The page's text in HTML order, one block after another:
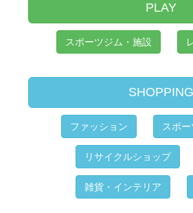
PLAY
スポーツジム・施設
SHOPPING
ファッション スポ
リサイクルショップ
雑貨・インテリア